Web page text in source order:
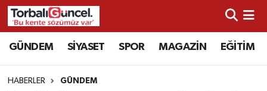
GÜNDEM SİYASET SPOR MAGAZİN EĞİTİM
HABERLER GÜNDEM
İzmir Nöbetçi Eczaneler
İzmir Hava Durumu